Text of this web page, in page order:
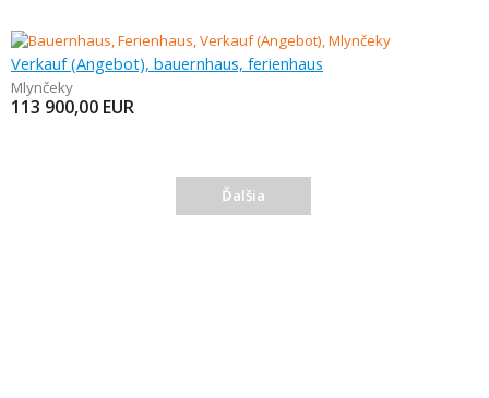
Verkauf (Angebot), bauernhaus, ferienhaus
Mlynčeky
113 900,00 EUR
Ďalšia